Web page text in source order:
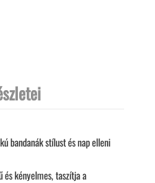
bandanák stílust és nap elleni
és kényelmes, taszítja a